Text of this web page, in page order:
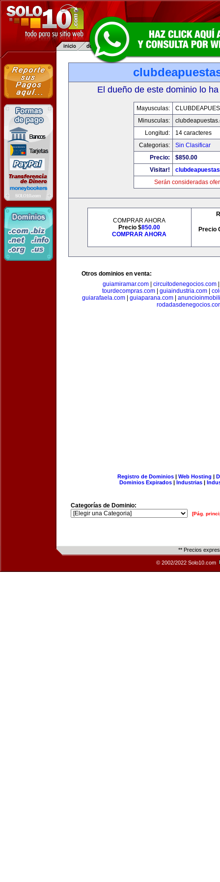
El dueño de este dominio lo
Mayusculas:
Minusculas:
Longitud:
14 caracteres
Categorias:
Sin Clasificar
Precio:
$850.00
Visitar!
Serán consideradas
COMPRAR AHORA
Precio $850.00
COMPRAR AHORA
Precio
Otros dominios en venta:
guiamiramar.com
circuitodenegocios.com
tourdecompras.com
guiaindustria.com
guiarafaela.com| guiaparana.com|
Registro de Dominios| Web Hosting |
Dominios Expirados | Industrias |
Categorías de Dominio:
[Pág.
** Precios
© 2002/2022 Solo10.com